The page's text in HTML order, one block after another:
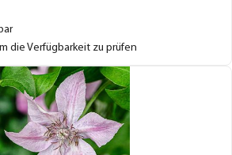
die Verfügbarkeit zu prüfen